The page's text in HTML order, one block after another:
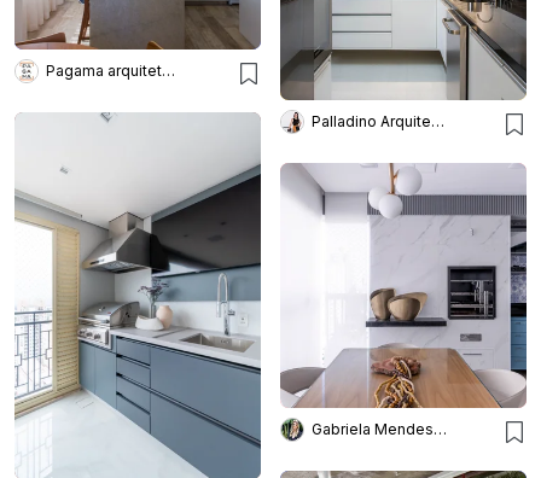
Pagama arquitetura + design
Palladino Arquitetura
Gabriela Mendes Arquitetura